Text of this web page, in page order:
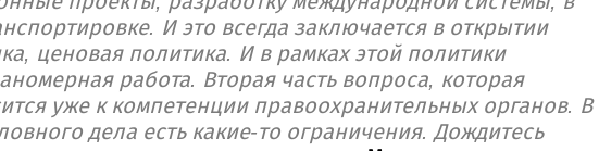
И это всегда заключается в открытии
ценовая политика. И в рамках этой политики
работа. Вторая часть вопроса, которая
уже к компетенции правоохранительных органов. В
дела есть какие-то ограничения. Дождитесь